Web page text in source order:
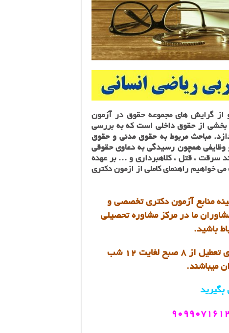
گرایش های مجموعه حقوق در آزمون
از حقوق داخلی است که به بررسی
مباحث مربوط به حقوق مدنی و حقوق
همچون رسیدگی‌ به‌ دعاوی‌ حقوقی‌
سرقت ، قتل ، کلاهبرداری و … بر عهده
خواهیم راهنمای کاملی از ازمون دکتری
منابع آزمون دکتری تخصصی و
ما در مرکز مشاوره تحصیلی
باشید.
کارشناسان ما تمامی ایام هفته حتی روزهای تعطیل از 8 صبح لغایت 12 شب
میباشند.